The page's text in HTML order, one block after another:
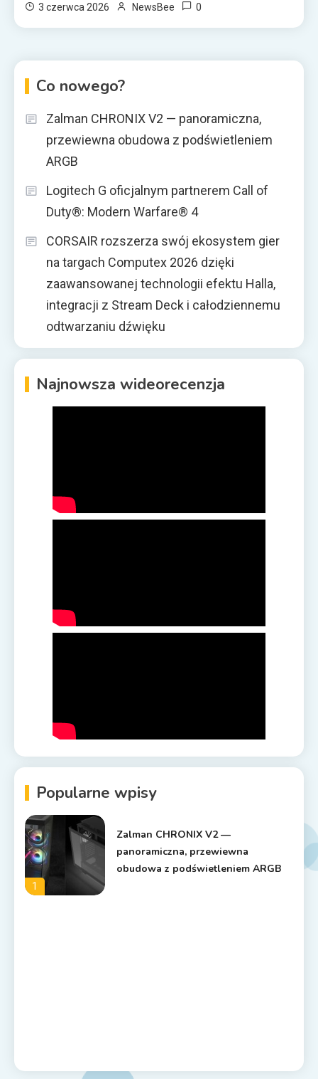
3 czerwca 2026 NewsBee 0
Co nowego?
Zalman CHRONIX V2 — panoramiczna,
przewiewna obudowa z podświetleniem
ARGB
Logitech G oficjalnym partnerem Call of
Duty®: Modern Warfare® 4
CORSAIR rozszerza swój ekosystem gier
na targach Computex 2026 dzięki
zaawansowanej technologii efektu Halla,
integracji z Stream Deck i całodziennemu
odtwarzaniu dźwięku
Najnowsza wideorecenzja
Popularne wpisy
1
Zalman CHRONIX V2 —
panoramiczna, przewiewna
obudowa z podświetleniem ARGB